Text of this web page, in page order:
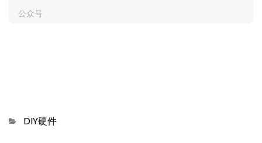
公众号
Categories
DIY硬件